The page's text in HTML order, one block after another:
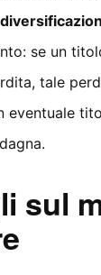
se un
tale
eventuale
sul